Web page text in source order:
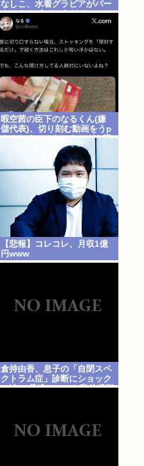
なしこ、水着グラビアがパー
フェクトボディすぎるwww
暇空茜の臣下のなるくん(嫌
儲代表)、切り刻む動画をうp
するためにストッキングを購
入、ハサミを入れて感触を楽
【悲報】コレコレ、月収1億
円www
倉持由香、息子の「自閉スペ
クトラム症」診断にショック
で涙… 見逃していた乳幼児期